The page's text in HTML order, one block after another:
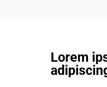
Lorem